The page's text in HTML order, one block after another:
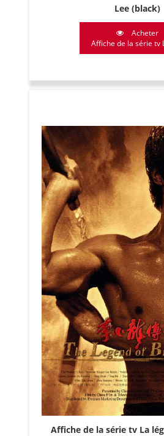
Lee (black)
Acheter
Affiche de la série tv
Affiche de la série tv La